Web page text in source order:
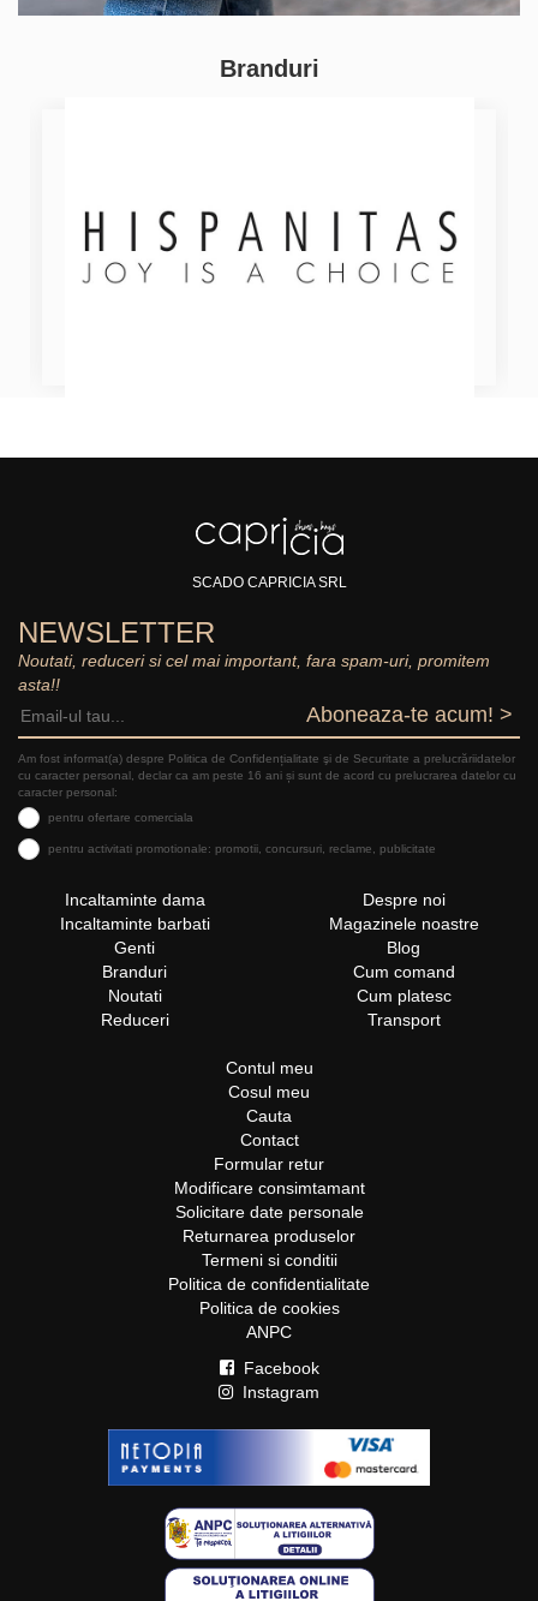
Branduri
SCADO CAPRICIA SRL
NEWSLETTER
Noutati, reduceri si cel mai important, fara spam-uri, promitem
asta!!
Aboneaza-te acum! >
Am fost informat(a) despre Politica de Confidențialitate şi de Securitate a prelucrăriidatelor
cu caracter personal, declar ca am peste 16 ani și sunt de acord cu prelucrarea datelor cu
caracter personal:
pentru ofertare comerciala
pentru activitati promotionale: promotii, concursuri, reclame, publicitate
Incaltaminte dama
Incaltaminte barbati
Genti
Branduri
Noutati
Reduceri
Despre noi
Magazinele noastre
Blog
Cum comand
Cum platesc
Transport
Contul meu
Cosul meu
Cauta
Contact
Formular retur
Modificare consimtamant
Solicitare date personale
Returnarea produselor
Termeni si conditii
Politica de confidentialitate
Politica de cookies
ANPC
Facebook
Instagram